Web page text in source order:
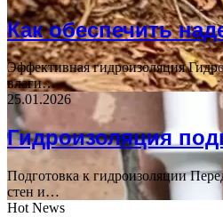
Как обеспечить
Эффективная гидроизоляция
влаги…
25.01.2026
Гидроизоляция
Подготовка к гидроизоляции
стен и…
Hot News